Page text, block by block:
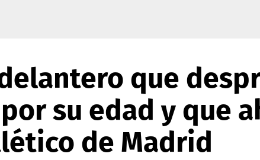
que
su edad y que
de Madrid